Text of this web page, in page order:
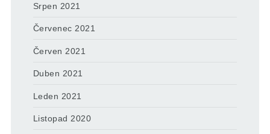
Srpen 2021
Červenec 2021
Červen 2021
Duben 2021
Leden 2021
Listopad 2020